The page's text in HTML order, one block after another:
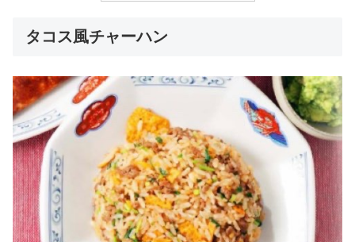
タコス風チャーハン